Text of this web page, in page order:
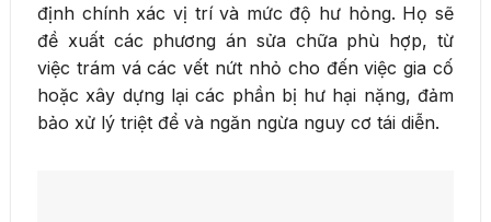
định chính xác vị trí và mức độ hư hỏng. Họ sẽ
đề xuất các phương án sửa chữa phù hợp, từ
việc trám vá các vết nứt nhỏ cho đến việc gia cố
hoặc xây dựng lại các phần bị hư hại nặng, đảm
bảo xử lý triệt để và ngăn ngừa nguy cơ tái diễn.